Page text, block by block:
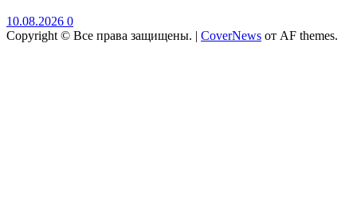
10.08.2026 0
Copyright © Все права защищены. | CoverNews от AF themes.